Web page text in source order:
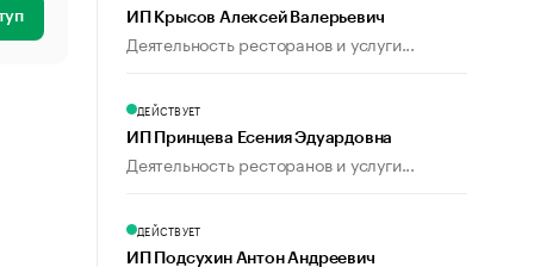
ИП Крысов Алексей Валерьевич
Деятельность ресторанов и услуги...
ДЕЙСТВУЕТ
ИП Принцева Есения Эдуардовна
Деятельность ресторанов и услуги...
ДЕЙСТВУЕТ
ИП Подсухин Антон Андреевич